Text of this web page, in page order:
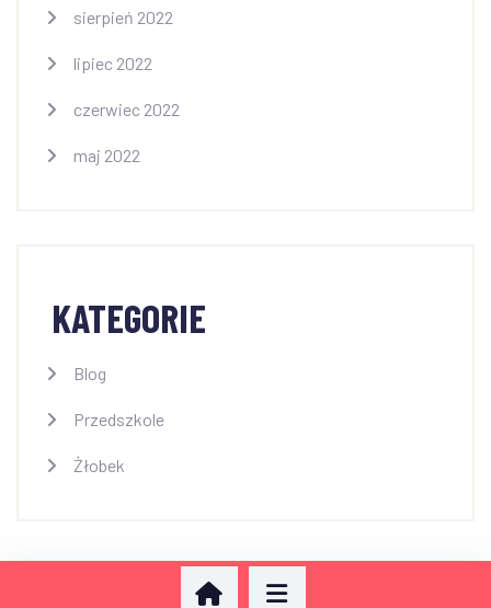
sierpień 2022
lipiec 2022
czerwiec 2022
maj 2022
KATEGORIE
Blog
Przedszkole
Żłobek
Projektowanie stron Piotrków: AdrianGrzybek.pl